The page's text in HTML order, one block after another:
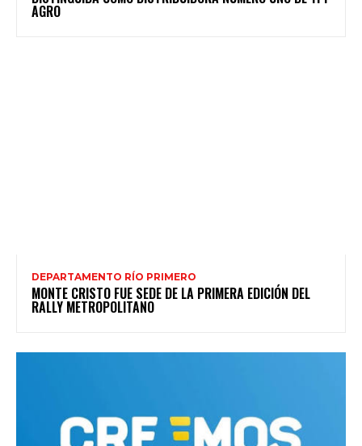
AGRO
DEPARTAMENTO RÍO PRIMERO
MONTE CRISTO FUE SEDE DE LA PRIMERA EDICIÓN DEL
RALLY METROPOLITANO